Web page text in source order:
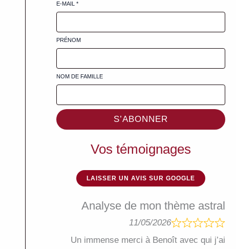
E-MAIL *
PRÉNOM
NOM DE FAMILLE
S’ABONNER
Vos témoignages
LAISSER UN AVIS SUR GOOGLE
Analyse de mon thème astral
11/05/2026
Un immense merci à Benoît avec qui j’ai